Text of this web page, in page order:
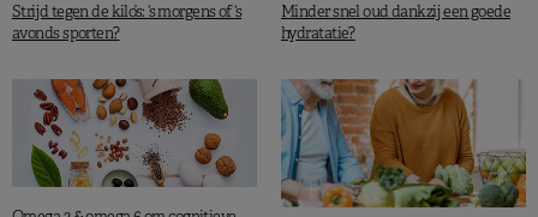
Strijd tegen de kilo’s: ‘s morgens of ‘s
avonds sporten?
Minder snel oud dankzij een goede
hydratatie?